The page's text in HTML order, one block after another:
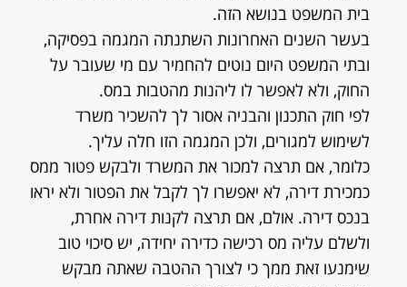
בית המשפט בנושא הזה.
בעשר השנים האחרונות השתנתה המגמה בפסיקה,
ובתי המשפט היום נוטים להחמיר עם מי שעובר על
החוק, ולא לאפשר לו ליהנות מהטבות במס.
לפי חוק התכנון והבניה אסור לך להשכיר משרד
לשימוש למגורים, ולכן המגמה הזו חלה עליך.
כלומר, אם תרצה למכור את המשרד ולבקש פטור ממס
כמכירת דירה, לא יאפשרו לך לקבל את הפטור ולא יראו
בנכס דירה. אולם, אם תרצה לקנות דירה אחרת,
ולשלם עליה מס רכישה כדירה יחידה, יש סיכוי טוב
שימנעו זאת ממך כי לצורך ההטבה שאתה מבקש